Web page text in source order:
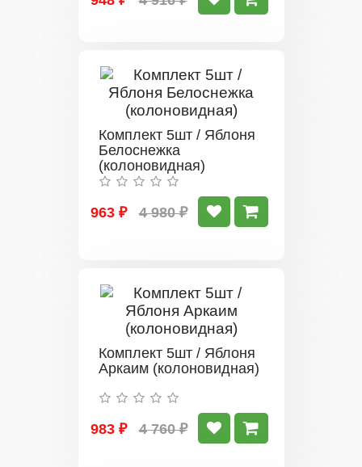
Комплект 5шт / Яблоня
Белоснежка
(колоновидная)
963 ₽ 4 980 ₽
Комплект 5шт / Яблоня
Аркаим (колоновидная)
983 ₽ 4 760 ₽